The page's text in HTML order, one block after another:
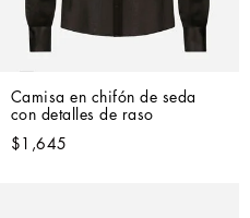
Camisa en chifón de seda
con detalles de raso
$1,645